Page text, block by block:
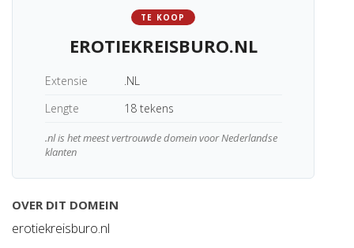
TE KOOP
EROTIEKREISBURO.NL
Extensie
.NL
Lengte
18 tekens
.nl is het meest vertrouwde domein voor Nederlandse
klanten
OVER DIT DOMEIN
erotiekreisburo.nl